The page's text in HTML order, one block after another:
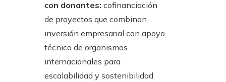
con donantes: cofinanciación
de proyectos que combinan
inversión empresarial con apoyo
técnico de organismos
internacionales para
escalabilidad y sostenibilidad